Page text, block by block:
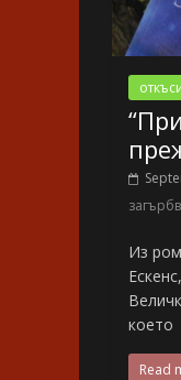
Из
което
Read